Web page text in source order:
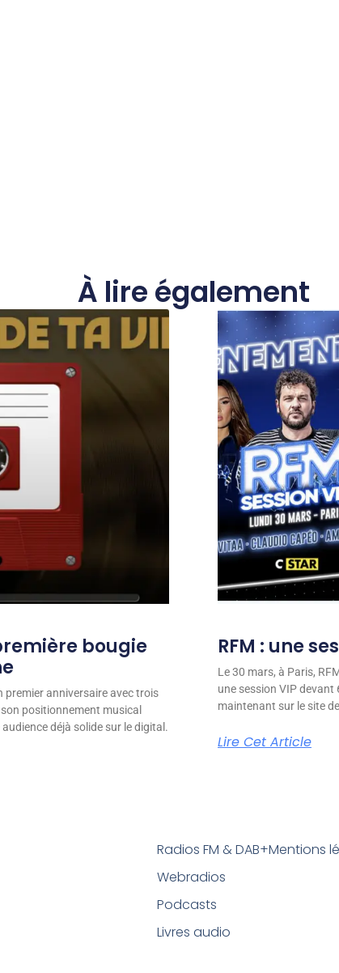
À lire également
bougie
premier anniversaire avec trois
positionnement musical
déjà solide sur le digital.
RFM : une
Le 30 mars, à Paris,
une session VIP devant
maintenant sur le site
Lire Cet Article
Radios FM & DAB+
Webradios
Podcasts
Livres audio
Mentions